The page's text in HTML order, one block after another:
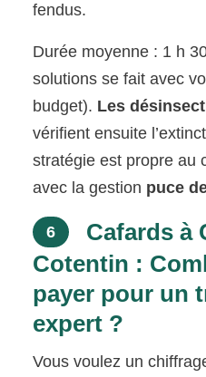
fendus.
Durée moyenne : 1 h
solutions se fait avec
budget). Les
vérifient ensuite
stratégie est propre au
avec la gestion puce
6
Cafards à
Cotentin :
payer pour un
expert ?
Vous voulez un